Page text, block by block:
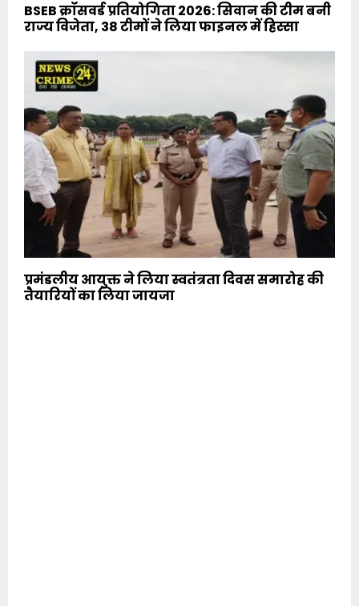
BSEB क्रॉसवर्ड प्रतियोगिता 2026: सिवान की टीम बनी
राज्य विजेता, 38 टीमों ने लिया फाइनल में हिस्सा
प्रमंडलीय आयुक्त ने लिया स्वतंत्रता दिवस समारोह की
तैयारियों का लिया जायजा